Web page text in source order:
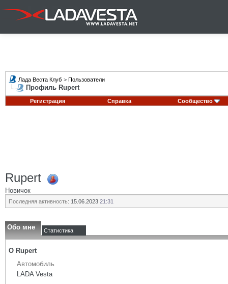
Лада Веста Клуб > Пользователи
Профиль Rupert
Регистрация Справка Сообщество
Rupert
Новичок
Последняя активность: 15.06.2023 21:31
Обо мне Статистика
О Rupert
Автомобиль
LADA Vesta